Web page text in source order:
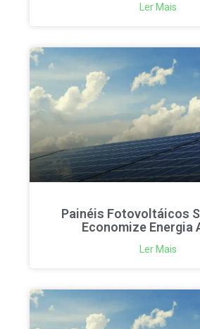
Ler Mais
Painéis Fotovoltáicos
Economize Energia
Ler Mais